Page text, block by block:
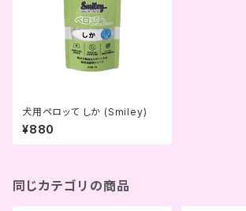
犬用ペロッて しか (Smiley)
¥880
同じカテゴリの商品